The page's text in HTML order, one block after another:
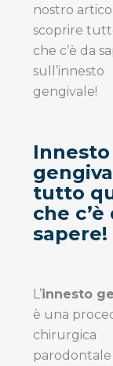
nostro
scoprire
che c’è da
sull’innesto
gengivale!
Innesto
tutto
che c’è
sapere!
L’innesto
è una
chirurgica
parodontale